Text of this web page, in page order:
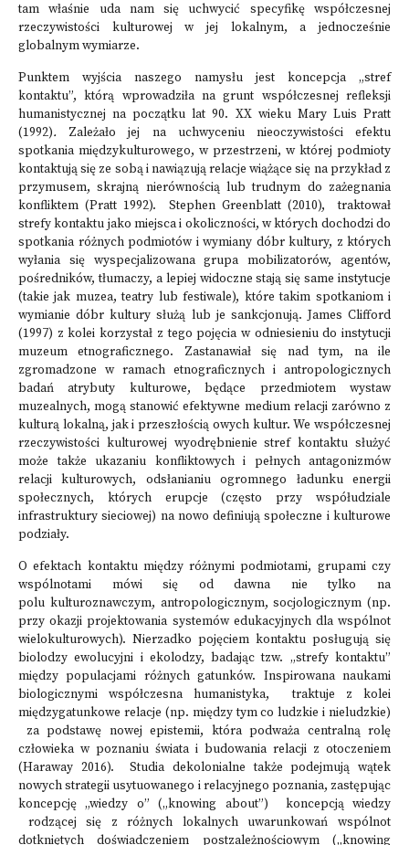
tam właśnie uda nam się uchwycić specyfikę współczesnej
rzeczywistości kulturowej w jej lokalnym, a jednocześnie
globalnym wymiarze.
Punktem wyjścia naszego namysłu jest koncepcja „stref
kontaktu”, którą wprowadziła na grunt współczesnej refleksji
humanistycznej na początku lat 90. XX wieku Mary Luis Pratt
(1992). Zależało jej na uchwyceniu nieoczywistości efektu
spotkania międzykulturowego, w przestrzeni, w której podmioty
kontaktują się ze sobą i nawiązują relacje wiążące się na przykład z
przymusem, skrajną nierównością lub trudnym do zażegnania
konfliktem (Pratt 1992). Stephen Greenblatt (2010), traktował
strefy kontaktu jako miejsca i okoliczności, w których dochodzi do
spotkania różnych podmiotów i wymiany dóbr kultury, z których
wyłania się wyspecjalizowana grupa mobilizatorów, agentów,
pośredników, tłumaczy, a lepiej widoczne stają się same instytucje
(takie jak muzea, teatry lub festiwale), które takim spotkaniom i
wymianie dóbr kultury służą lub je sankcjonują. James Clifford
(1997) z kolei korzystał z tego pojęcia w odniesieniu do instytucji
muzeum etnograficznego. Zastanawiał się nad tym, na ile
zgromadzone w ramach etnograficznych i antropologicznych
badań atrybuty kulturowe, będące przedmiotem wystaw
muzealnych, mogą stanowić efektywne medium relacji zarówno z
kulturą lokalną, jak i przeszłością owych kultur. We współczesnej
rzeczywistości kulturowej wyodrębnienie stref kontaktu służyć
może także ukazaniu konfliktowych i pełnych antagonizmów
relacji kulturowych, odsłanianiu ogromnego ładunku energii
społecznych, których erupcje (często przy współudziale
infrastruktury sieciowej) na nowo definiują społeczne i kulturowe
podziały.
O efektach kontaktu między różnymi podmiotami, grupami czy
wspólnotami mówi się od dawna nie tylko na
polu kulturoznawczym, antropologicznym, socjologicznym (np.
przy okazji projektowania systemów edukacyjnych dla wspólnot
wielokulturowych). Nierzadko pojęciem kontaktu posługują się
biolodzy ewolucyjni i ekolodzy, badając tzw. „strefy kontaktu”
między populacjami różnych gatunków. Inspirowana naukami
biologicznymi współczesna humanistyka, traktuje z kolei
międzygatunkowe relacje (np. między tym co ludzkie i nieludzkie)
za podstawę nowej epistemii, która podważa centralną rolę
człowieka w poznaniu świata i budowania relacji z otoczeniem
(Haraway 2016). Studia dekolonialne także podejmują wątek
nowych strategii usytuowanego i relacyjnego poznania, zastępując
koncepcję „wiedzy o” („knowing about”) koncepcją wiedzy
rodzącej się z różnych lokalnych uwarunkowań wspólnot
dotkniętych doświadczeniem postzależnościowym („knowing